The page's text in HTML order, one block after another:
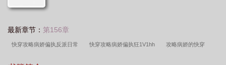
最新章节： 第156章
快穿攻略病娇偏执反派日常 快穿攻略病娇偏执狂1V1hh 攻略病娇的快穿